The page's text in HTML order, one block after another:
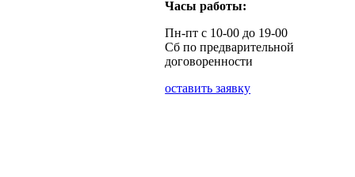
Часы работы:
Пн-пт с 10-00 до 19-00
Сб по предварительной
договоренности
оставить заявку